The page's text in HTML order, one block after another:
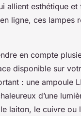
allient esthétique
ligne, ces lampes
en compte
disponible sur
: une ampoule
d’une
laiton, le cuivre